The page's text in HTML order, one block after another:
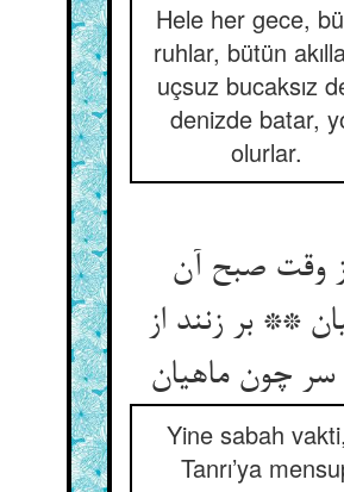
Hele her gece,
ruhlar, bütün
uçsuz bucaksız
denizde batar,
olurlar.
وقت صبح آن
** بر زنند از
Yine sabah
Tanrı’ya